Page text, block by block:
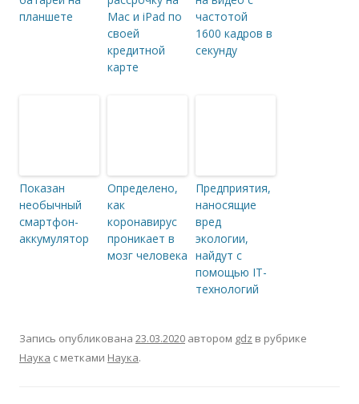
планшете
Mac и iPad по
своей
кредитной
карте
частотой
1600 кадров в
секунду
Показан
необычный
смартфон-
аккумулятор
Определено,
как
коронавирус
проникает в
мозг человека
Предприятия,
наносящие
вред
экологии,
найдут с
помощью IT-
технологий
Запись опубликована 23.03.2020 автором gdz в рубрике
Наука с метками Наука.